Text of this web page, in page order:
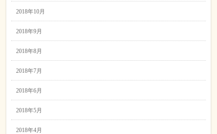
2018年10月
2018年9月
2018年8月
2018年7月
2018年6月
2018年5月
2018年4月